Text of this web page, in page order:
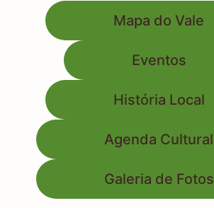
Mapa do Vale
Eventos
História Local
Agenda Cultural
Galeria de Fotos